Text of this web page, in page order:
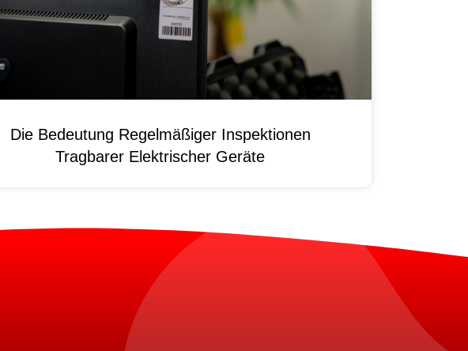
Die Bedeutung Regelmäßiger Inspektionen
Tragbarer Elektrischer Geräte